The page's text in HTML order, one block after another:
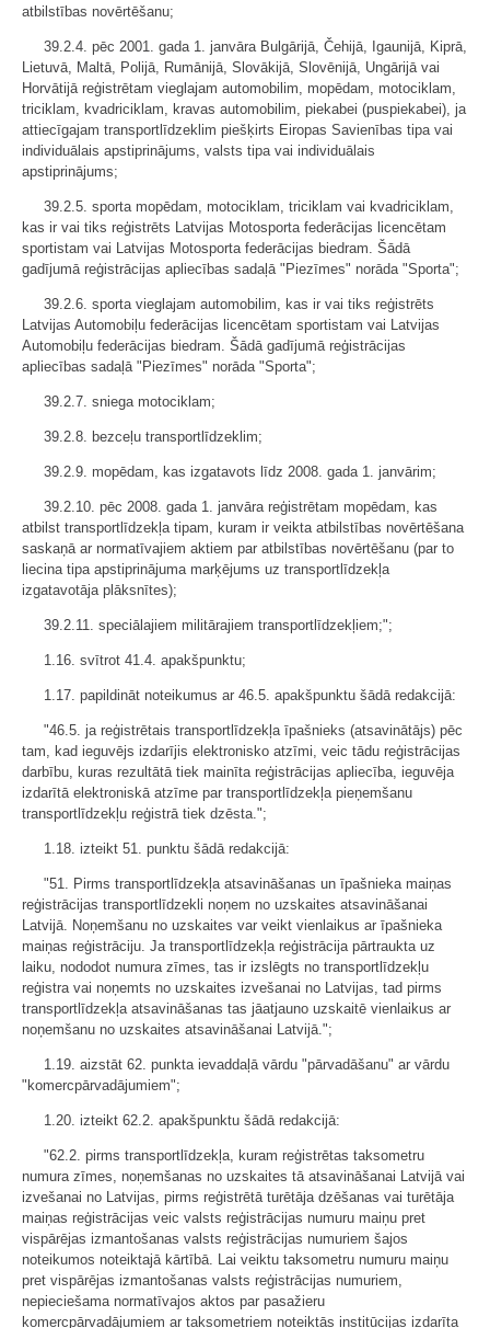
atbilstības novērtēšanu;
39.2.4. pēc 2001. gada 1. janvāra Bulgārijā, Čehijā, Igaunijā, Kiprā,
Lietuvā, Maltā, Polijā, Rumānijā, Slovākijā, Slovēnijā, Ungārijā vai
Horvātijā reģistrētam vieglajam automobilim, mopēdam, motociklam,
triciklam, kvadriciklam, kravas automobilim, piekabei (puspiekabei), ja
attiecīgajam transportlīdzeklim piešķirts Eiropas Savienības tipa vai
individuālais apstiprinājums, valsts tipa vai individuālais
apstiprinājums;
39.2.5. sporta mopēdam, motociklam, triciklam vai kvadriciklam,
kas ir vai tiks reģistrēts Latvijas Motosporta federācijas licencētam
sportistam vai Latvijas Motosporta federācijas biedram. Šādā
gadījumā reģistrācijas apliecības sadaļā "Piezīmes" norāda "Sporta";
39.2.6. sporta vieglajam automobilim, kas ir vai tiks reģistrēts
Latvijas Automobiļu federācijas licencētam sportistam vai Latvijas
Automobiļu federācijas biedram. Šādā gadījumā reģistrācijas
apliecības sadaļā "Piezīmes" norāda "Sporta";
39.2.7. sniega motociklam;
39.2.8. bezceļu transportlīdzeklim;
39.2.9. mopēdam, kas izgatavots līdz 2008. gada 1. janvārim;
39.2.10. pēc 2008. gada 1. janvāra reģistrētam mopēdam, kas
atbilst transportlīdzekļa tipam, kuram ir veikta atbilstības novērtēšana
saskaņā ar normatīvajiem aktiem par atbilstības novērtēšanu (par to
liecina tipa apstiprinājuma marķējums uz transportlīdzekļa
izgatavotāja plāksnītes);
39.2.11. speciālajiem militārajiem transportlīdzekļiem;";
1.16. svītrot 41.4. apakšpunktu;
1.17. papildināt noteikumus ar 46.5. apakšpunktu šādā redakcijā:
"46.5. ja reģistrētais transportlīdzekļa īpašnieks (atsavinātājs) pēc
tam, kad ieguvējs izdarījis elektronisko atzīmi, veic tādu reģistrācijas
darbību, kuras rezultātā tiek mainīta reģistrācijas apliecība, ieguvēja
izdarītā elektroniskā atzīme par transportlīdzekļa pieņemšanu
transportlīdzekļu reģistrā tiek dzēsta.";
1.18. izteikt 51. punktu šādā redakcijā:
"51. Pirms transportlīdzekļa atsavināšanas un īpašnieka maiņas
reģistrācijas transportlīdzekli noņem no uzskaites atsavināšanai
Latvijā. Noņemšanu no uzskaites var veikt vienlaikus ar īpašnieka
maiņas reģistrāciju. Ja transportlīdzekļa reģistrācija pārtraukta uz
laiku, nododot numura zīmes, tas ir izslēgts no transportlīdzekļu
reģistra vai noņemts no uzskaites izvešanai no Latvijas, tad pirms
transportlīdzekļa atsavināšanas tas jāatjauno uzskaitē vienlaikus ar
noņemšanu no uzskaites atsavināšanai Latvijā.";
1.19. aizstāt 62. punkta ievaddaļā vārdu "pārvadāšanu" ar vārdu
"komercpārvadājumiem";
1.20. izteikt 62.2. apakšpunktu šādā redakcijā:
"62.2. pirms transportlīdzekļa, kuram reģistrētas taksometru
numura zīmes, noņemšanas no uzskaites tā atsavināšanai Latvijā vai
izvešanai no Latvijas, pirms reģistrētā turētāja dzēšanas vai turētāja
maiņas reģistrācijas veic valsts reģistrācijas numuru maiņu pret
vispārējas izmantošanas valsts reģistrācijas numuriem šajos
noteikumos noteiktajā kārtībā. Lai veiktu taksometru numuru maiņu
pret vispārējas izmantošanas valsts reģistrācijas numuriem,
nepieciešama normatīvajos aktos par pasažieru
komercpārvadājumiem ar taksometriem noteiktās institūcijas izdarīta